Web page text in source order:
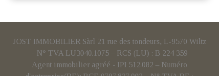
JOST IMMOBILIER Sàrl 21 rue des tondeurs, L-9570 Wiltz
- N° TVA LU3040.1075 – RCS (LU) : B 224 359
Agent immobilier agréé - IPI 512.082 – Numéro